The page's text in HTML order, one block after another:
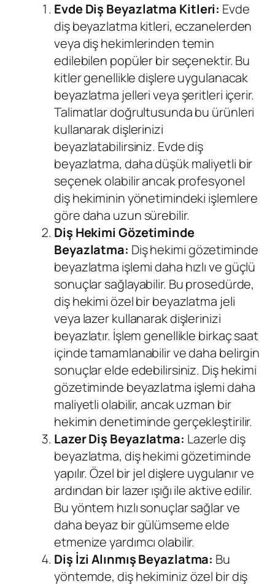
EvdeDiş Beyazlatma Kitleri: Evde
diş beyazlatma kitleri, eczanelerden
veya diş hekimlerinden temin
edilebilen popüler bir seçenektir. Bu
kitler genellikle dişlere uygulanacak
beyazlatma jelleri veya şeritleri içerir.
Talimatlar doğrultusunda bu ürünleri
kullanarak dişlerinizi
beyazlatabilirsiniz. Evde diş
beyazlatma, daha düşük maliyetli bir
seçenek olabilir ancak profesyonel
diş hekiminin yönetimindeki işlemlere
göre daha uzun sürebilir.
Diş Hekimi Gözetiminde
Beyazlatma: Diş hekimi gözetiminde
beyazlatma işlemi daha hızlı ve güçlü
sonuçlar sağlayabilir. Bu prosedürde,
diş hekimi özel bir beyazlatma jeli
veya lazer kullanarak dişlerinizi
beyazlatır. İşlem genellikle birkaç saat
içinde tamamlanabilir ve daha belirgin
sonuçlar elde edebilirsiniz. Diş hekimi
gözetiminde beyazlatma işlemi daha
maliyetli olabilir, ancak uzman bir
hekimin denetiminde gerçekleştirilir.
Lazer Diş Beyazlatma: Lazerle diş
beyazlatma, diş hekimi gözetiminde
yapılır. Özel bir jel dişlere uygulanır ve
ardından bir lazer ışığı ile aktive edilir.
Bu yöntem hızlı sonuçlar sağlar ve
daha beyaz bir gülümseme elde
etmenize yardımcı olabilir.
Diş İzi Alınmış Beyazlatma: Bu
yöntemde, diş hekiminiz özel bir diş